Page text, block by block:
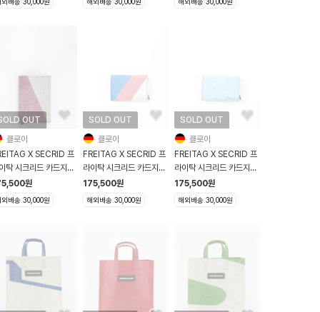
OUT
클로이
X SECRID 프
탁 시크리드 카드지갑
버건디 그레이
원
외배송 30,000원
SOLD OUT
클로이
FREITAG X SECRID 프
라이탁 시크리드 카드지갑
F705 그레이 레드
175,500원
해외배송 30,000원
SOLD OUT
클로이
FREITAG X SECRID 프
라이탁 시크리드 카드지갑
F705 라이트블루
175,500원
해외배송 30,000원